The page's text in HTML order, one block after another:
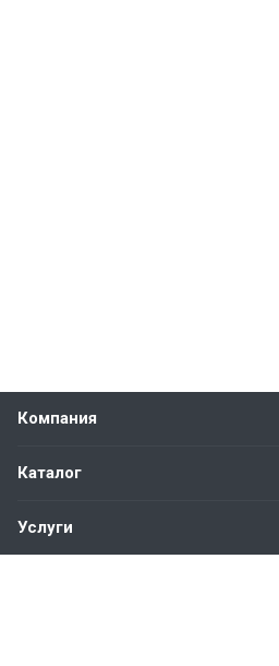
Компания
Каталог
Услуги